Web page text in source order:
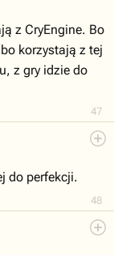
47
z CryEngine. Bo
korzystają z tej
z gry idzie do
48
do perfekcji.